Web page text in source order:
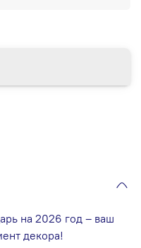
на 2026 год – ваш
декора!